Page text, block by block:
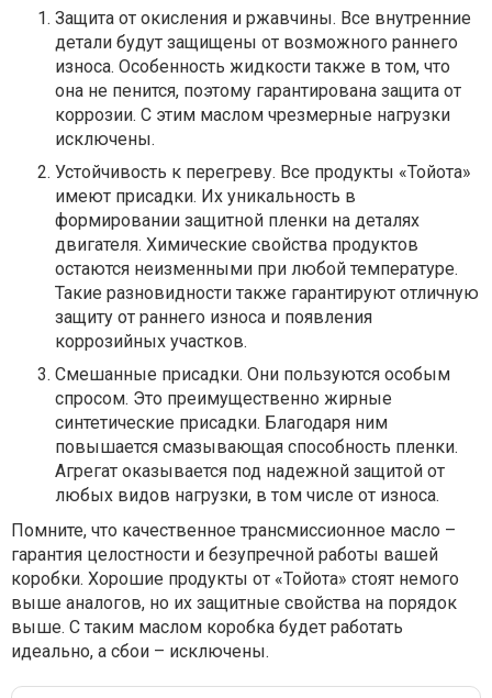
Защита от окисления и ржавчины. Все внутренние
детали будут защищены от возможного раннего
износа. Особенность жидкости также в том, что
она не пенится, поэтому гарантирована защита от
коррозии. С этим маслом чрезмерные нагрузки
исключены.
Устойчивость к перегреву. Все продукты «Тойота»
имеют присадки. Их уникальность в
формировании защитной пленки на деталях
двигателя. Химические свойства продуктов
остаются неизменными при любой температуре.
Такие разновидности также гарантируют отличную
защиту от раннего износа и появления
коррозийных участков.
Смешанные присадки. Они пользуются особым
спросом. Это преимущественно жирные
синтетические присадки. Благодаря ним
повышается смазывающая способность пленки.
Агрегат оказывается под надежной защитой от
любых видов нагрузки, в том числе от износа.
Помните, что качественное трансмиссионное масло –
гарантия целостности и безупречной работы вашей
коробки. Хорошие продукты от «Тойота» стоят немого
выше аналогов, но их защитные свойства на порядок
выше. С таким маслом коробка будет работать
идеально, а сбои – исключены.